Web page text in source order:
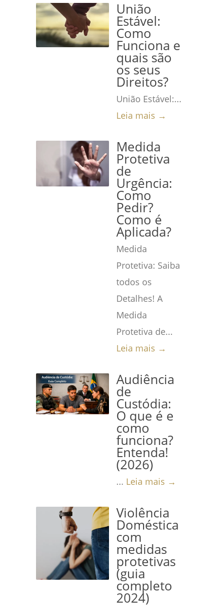
União
Estável:
Como
Funciona e
quais são
os seus
Direitos?
União Estável:...
Leia mais →
Medida
Protetiva
de
Urgência:
Como
Pedir?
Como é
Aplicada?
Medida
Protetiva: Saiba
todos os
Detalhes! A
Medida
Protetiva de...
Leia mais →
Audiência
de
Custódia:
O que é e
como
funciona?
Entenda!
(2026)
... Leia mais →
Violência
Doméstica
com
medidas
protetivas
(guia
completo
2024)